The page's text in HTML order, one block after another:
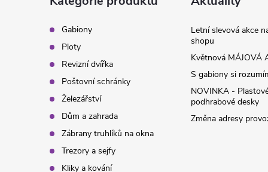
Gabiony
Ploty
Revizní dvířka
Poštovní schránky
Železářství
Dům a zahrada
Zábrany truhlíků na okna
Trezory a sejfy
Kliky a kování
Letní slevová akce
shopu
Květnová MÁJOVÁ
S gabiony si
NOVINKA -
podhrabové desky
Změna adresy